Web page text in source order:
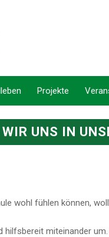
Projekte
UNS IN
wohl fühlen können,
hilfsbereit miteinander